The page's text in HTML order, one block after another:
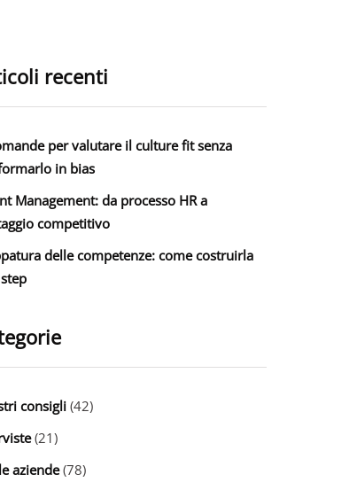
recenti
per valutare il culture fit senza
in bias
Management: da processo HR a
competitivo
delle competenze: come costruirla
consigli(42)
(21)
aziende(78)